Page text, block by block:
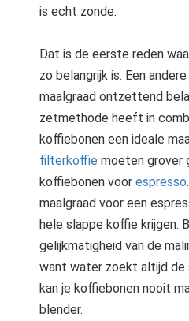
is echt zonde.
Dat is de eerste reden
zo belangrijk is. Een
maalgraad ontzettend
zetmethode heeft in
koffiebonen een ideale
filterkoffie moeten grover
koffiebonen voor espresso
maalgraad voor een
hele slappe koffie krijgen.
gelijkmatigheid van de
want water zoekt altijd de
kan je koffiebonen nooit
blender.